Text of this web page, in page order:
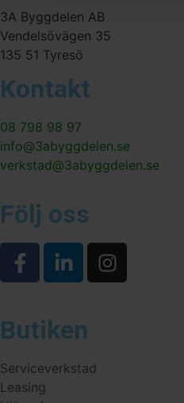
3A Byggdelen AB
Vendelsövägen 35
135 51 Tyresö
Kontakt
08 798 98 97
info@3abyggdelen.se
verkstad@3abyggdelen.se
Följ oss
Butiken
Serviceverkstad
Leasing